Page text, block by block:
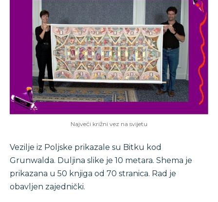
Najveći križni vez na svijetu
Vezilje iz Poljske prikazale su Bitku kod
Grunwalda. Duljina slike je 10 metara. Shema je
prikazana u 50 knjiga od 70 stranica. Rad je
obavljen zajednički.